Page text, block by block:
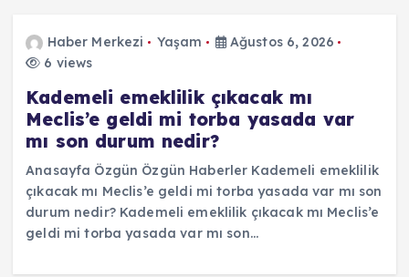
Haber Merkezi Yaşam
Ağustos 6, 2026
6 views
Kademeli emeklilik çıkacak mı
Meclis’e geldi mi torba yasada var
mı son durum nedir?
Anasayfa Özgün Özgün Haberler Kademeli emeklilik
çıkacak mı Meclis’e geldi mi torba yasada var mı son
durum nedir? Kademeli emeklilik çıkacak mı Meclis’e
geldi mi torba yasada var mı son…